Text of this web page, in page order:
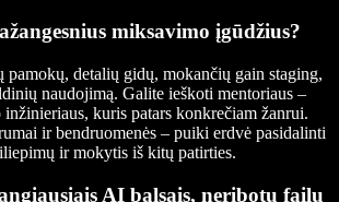
miksavimo įgūdžius?
pamokų, detalių gidų, mokančių gain staging,
naudojimą. Galite ieškoti mentoriaus –
kuris patars konkrečiam žanrui.
ir bendruomenės – puiki erdvė pasidalinti
ir mokytis iš kitų patirties.
AI balsais, neribotu failų